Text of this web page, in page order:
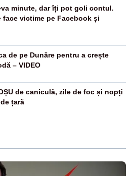
minute, dar îți pot goli contul.
face victime pe Facebook și
de pe Dunăre pentru a crește
– VIDEO
de caniculă, zile de foc și nopți
țară